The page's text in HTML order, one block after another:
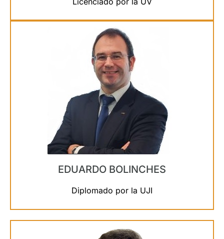
EDUARDO BOLINCHES
Diplomado por la UJI